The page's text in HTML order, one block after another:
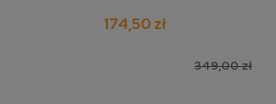
349,00 zł
174,50 zł